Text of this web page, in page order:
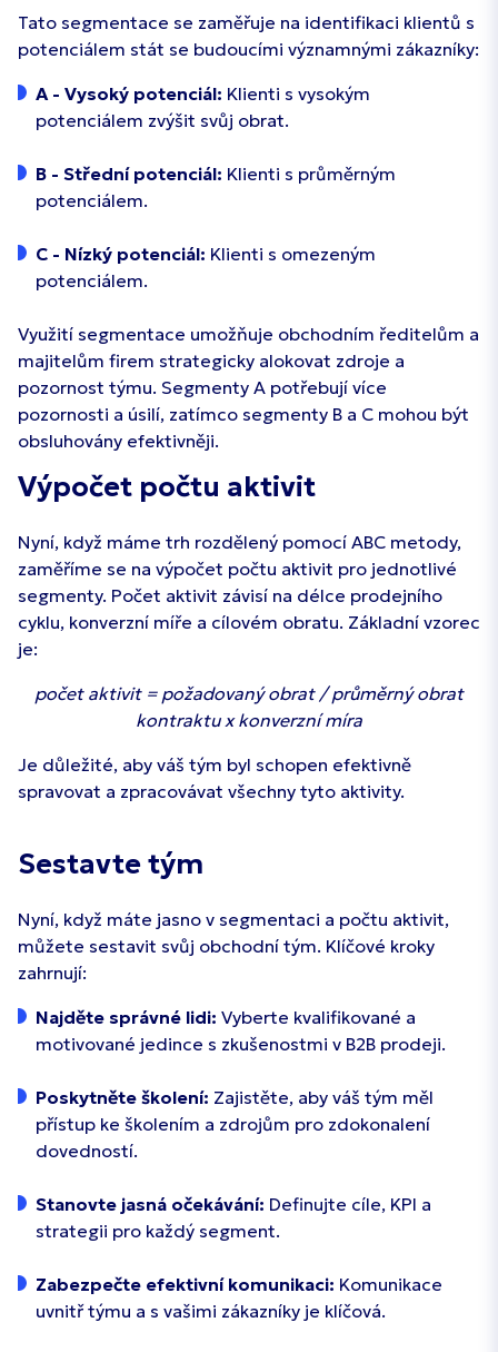
Tato segmentace se zaměřuje na identifikaci klientů s
potenciálem stát se budoucími významnými zákazníky:
A - Vysoký potenciál: Klienti s vysokým
potenciálem zvýšit svůj obrat.
B - Střední potenciál: Klienti s průměrným
potenciálem.
C - Nízký potenciál: Klienti s omezeným
potenciálem.
Využití segmentace umožňuje obchodním ředitelům a
majitelům firem strategicky alokovat zdroje a
pozornost týmu. Segmenty A potřebují více
pozornosti a úsilí, zatímco segmenty B a C mohou být
obsluhovány efektivněji.
Výpočet počtu aktivit
Nyní, když máme trh rozdělený pomocí ABC metody,
zaměříme se na výpočet počtu aktivit pro jednotlivé
segmenty. Počet aktivit závisí na délce prodejního
cyklu, konverzní míře a cílovém obratu. Základní vzorec
je:
počet aktivit = požadovaný obrat / průměrný obrat
kontraktu x konverzní míra
Je důležité, aby váš tým byl schopen efektivně
spravovat a zpracovávat všechny tyto aktivity.
Sestavte tým
Nyní, když máte jasno v segmentaci a počtu aktivit,
můžete sestavit svůj obchodní tým. Klíčové kroky
zahrnují:
Najděte správné lidi: Vyberte kvalifikované a
motivované jedince s zkušenostmi v B2B prodeji.
Poskytněte školení: Zajistěte, aby váš tým měl
přístup ke školením a zdrojům pro zdokonalení
dovedností.
Stanovte jasná očekávání: Definujte cíle, KPI a
strategii pro každý segment.
Zabezpečte efektivní komunikaci: Komunikace
uvnitř týmu a s vašimi zákazníky je klíčová.